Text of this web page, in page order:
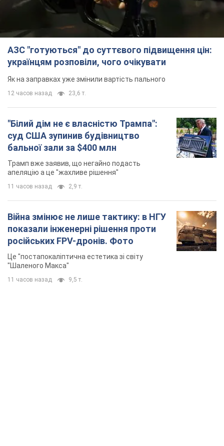
АЗС "готуються" до суттєвого підвищення цін:
українцям розповіли, чого очікувати
Як на заправках уже змінили вартість пального
12 часов назад 23,6 т.
"Білий дім не є власністю Трампа":
суд США зупинив будівництво
бальної зали за $400 млн
Трамп вже заявив, що негайно подасть
апеляцію а це "жахливе рішення"
11 часов назад 2,9 т.
Війна змінює не лише тактику: в НГУ
показали інженерні рішення проти
російських FPV-дронів. Фото
Це "постапокаліптична естетика зі світу
"Шаленого Макса"
11 часов назад 9,5 т.